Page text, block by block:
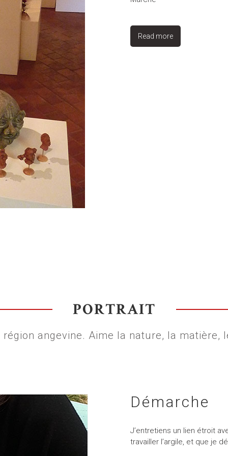
Read more
PORTRAIT
angevine. Aime la nature, la matière,
Démarche
J’entretiens un lien étroit
travailler l’argile, et que je